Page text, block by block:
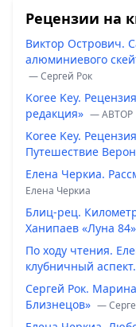
Рецензии на
Виктор Острович.
алюминиевого
— Сергей Рок
Koree Key.
редакция» — ABTOP
Koree Key.
Путешествие
Елена Черкиа.
Елена Черкиа
Блиц-рец.
Ханипаев «Луна 84»
По ходу чтения.
клубничный
Сергей Рок.
Близнецов» —